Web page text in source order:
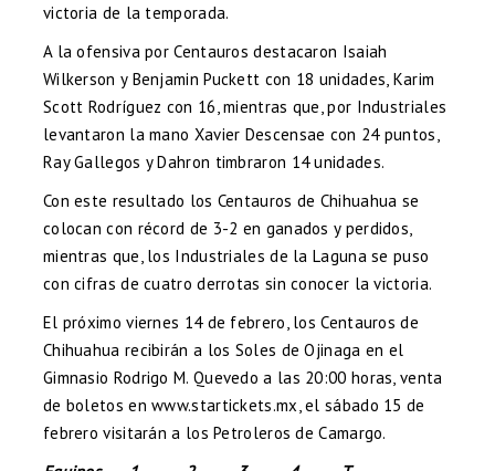
victoria de la temporada.
A la ofensiva por Centauros destacaron Isaiah
Wilkerson y Benjamin Puckett con 18 unidades, Karim
Scott Rodríguez con 16, mientras que, por Industriales
levantaron la mano Xavier Descensae con 24 puntos,
Ray Gallegos y Dahron timbraron 14 unidades.
Con este resultado los Centauros de Chihuahua se
colocan con récord de 3-2 en ganados y perdidos,
mientras que, los Industriales de la Laguna se puso
con cifras de cuatro derrotas sin conocer la victoria.
El próximo viernes 14 de febrero, los Centauros de
Chihuahua recibirán a los Soles de Ojinaga en el
Gimnasio Rodrigo M. Quevedo a las 20:00 horas, venta
de boletos enwww.startickets.mx , el sábado 15 de
febrero visitarán a los Petroleros de Camargo.